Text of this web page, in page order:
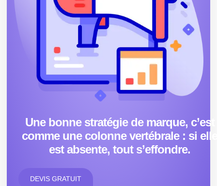
Une bonne stratégie de marque, c’est
comme une colonne vertébrale : si
est absente, tout s’effondre.
DEVIS GRATUIT